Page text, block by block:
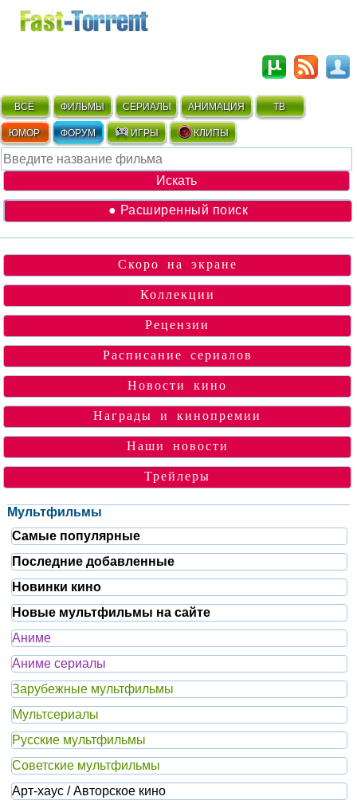
ВСЁ ФИЛЬМЫ СЕРИАЛЫ АНИМАЦИЯ ТВ
ЮМОР ФОРУМ ИГРЫ КЛИПЫ
● Расширенный поиск
Скоро на экране
Коллекции
Рецензии
Расписание сериалов
Новости кино
Награды и кинопремии
Наши новости
Трейлеры
Мультфильмы
Самые популярные
Последние добавленные
Новинки кино
Новые мультфильмы на сайте
Аниме
Аниме сериалы
Зарубежные мультфильмы
Мультсериалы
Русские мультфильмы
Советские мультфильмы
Арт-хаус / Авторское кино